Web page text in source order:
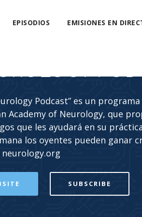
EPISODIOS EMISIONES EN
Podcast” es un
Academy of Neurology, que
que les ayudará en su
los oyentes pueden ganar
neurology.org
SUBSCRIBE